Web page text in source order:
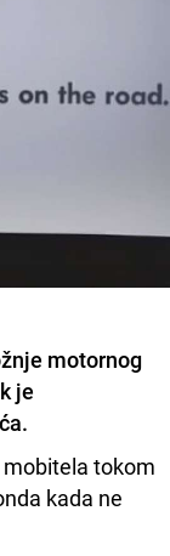
motornog
je
tokom
kada ne